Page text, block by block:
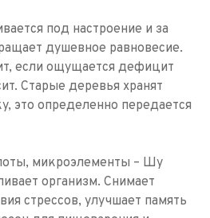
под настроение и за
душевное равновесие.
если ощущается дефицит
Старые деревья хранят
это определенно передается
микроэлементы – Шу
организм. Снимает
стрессов, улучшает память